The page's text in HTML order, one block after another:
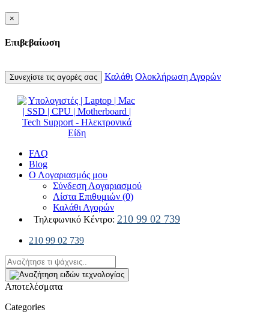
×
Επιβεβαίωση
Συνεχίστε τις αγορές σας Καλάθι Ολοκλήρωση Αγορών
FAQ
Blog
Ο Λογαριασμός μου
Σύνδεση Λογαριασμού
Λίστα Επιθυμιών (0)
Καλάθι Αγορών
Τηλεφωνικό Κέντρο: 210 99 02 739
210 99 02 739
Αποτελέσματα
Categories